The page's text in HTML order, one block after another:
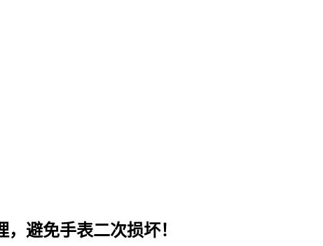
，避免手表二次损坏！